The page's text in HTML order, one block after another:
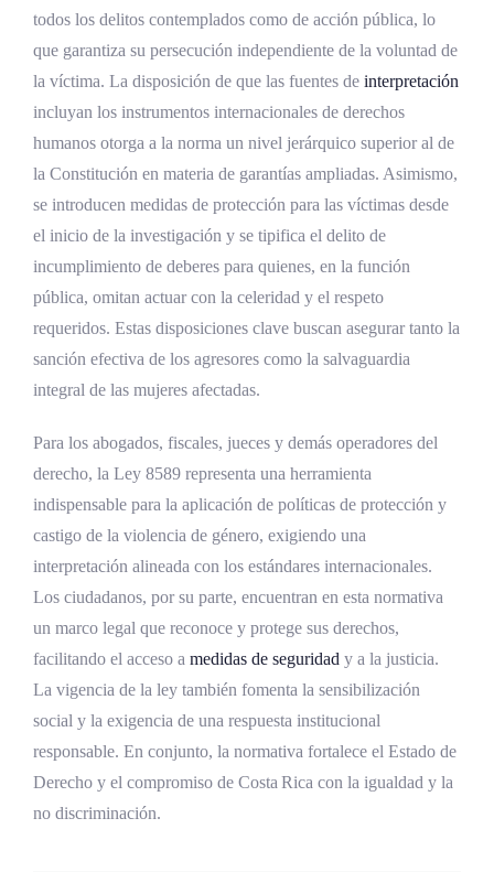
todos los delitos contemplados como de acción pública, lo
que garantiza su persecución independiente de la voluntad de
la víctima. La disposición de que las fuentes de interpretación
incluyan los instrumentos internacionales de derechos
humanos otorga a la norma un nivel jerárquico superior al de
la Constitución en materia de garantías ampliadas. Asimismo,
se introducen medidas de protección para las víctimas desde
el inicio de la investigación y se tipifica el delito de
incumplimiento de deberes para quienes, en la función
pública, omitan actuar con la celeridad y el respeto
requeridos. Estas disposiciones clave buscan asegurar tanto la
sanción efectiva de los agresores como la salvaguardia
integral de las mujeres afectadas.
Para los abogados, fiscales, jueces y demás operadores del
derecho, la Ley 8589 representa una herramienta
indispensable para la aplicación de políticas de protección y
castigo de la violencia de género, exigiendo una
interpretación alineada con los estándares internacionales.
Los ciudadanos, por su parte, encuentran en esta normativa
un marco legal que reconoce y protege sus derechos,
facilitando el acceso a medidas de seguridad y a la justicia.
La vigencia de la ley también fomenta la sensibilización
social y la exigencia de una respuesta institucional
responsable. En conjunto, la normativa fortalece el Estado de
Derecho y el compromiso de Costa Rica con la igualdad y la
no discriminación.